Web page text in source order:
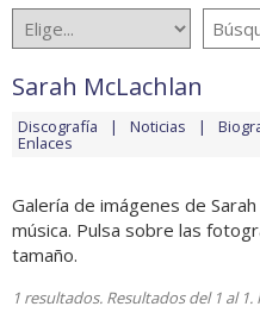
Sarah McLachlan
Discografía Noticias
Enlaces
Galería de imágenes de
música. Pulsa sobre las
tamaño.
1 resultados. Resultados del 1 al 1.